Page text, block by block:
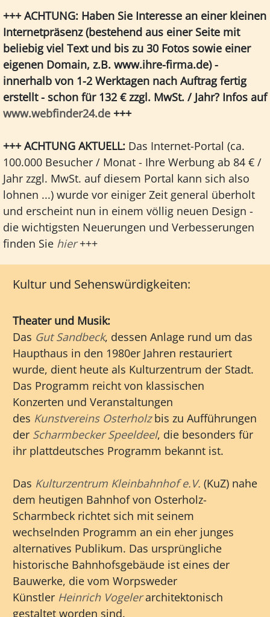
+++ ACHTUNG: Haben Sie Interesse an einer kleinen
Internetpräsenz (bestehend aus einer Seite mit
beliebig viel Text und bis zu 30 Fotos sowie einer
eigenen Domain, z.B. www.ihre-firma.de) -
innerhalb von 1-2 Werktagen nach Auftrag fertig
erstellt - schon für 132 € zzgl. MwSt. / Jahr? Infos auf
www.webfinder24.de +++
+++ ACHTUNG AKTUELL: Das Internet-Portal (ca.
100.000 Besucher / Monat - Ihre Werbung ab 84 € /
Jahr zzgl. MwSt. auf diesem Portal kann sich also
lohnen ...) wurde vor einiger Zeit general überholt
und erscheint nun in einem völlig neuen Design -
die wichtigsten Neuerungen und Verbesserungen
finden Sie hier+++
Kultur und Sehenswürdigkeiten:
Theater und Musik:
Das Gut Sandbeck, dessen Anlage rund um das
Haupthaus in den 1980er Jahren restauriert
wurde, dient heute als Kulturzentrum der Stadt.
Das Programm reicht von klassischen
Konzerten und Veranstaltungen
des Kunstvereins Osterholzbis zu Aufführungen
der Scharmbecker Speeldeel, die besonders für
ihr plattdeutsches Programm bekannt ist.
Das Kulturzentrum Kleinbahnhof e.V. (KuZ) nahe
dem heutigen Bahnhof von Osterholz-
Scharmbeck richtet sich mit seinem
wechselnden Programm an ein eher junges
alternatives Publikum. Das ursprüngliche
historische Bahnhofsgebäude ist eines der
Bauwerke, die vom Worpsweder
Künstler Heinrich Vogelerarchitektonisch
gestaltet worden sind.